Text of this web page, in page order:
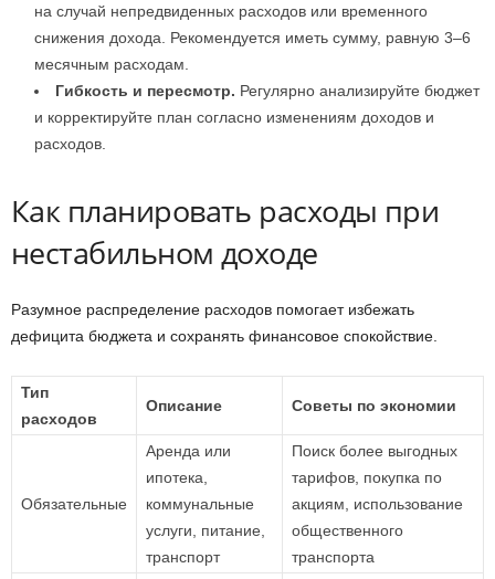
на случай непредвиденных расходов или временного
снижения дохода. Рекомендуется иметь сумму, равную 3–6
месячным расходам.
Гибкость и пересмотр. Регулярно анализируйте бюджет
и корректируйте план согласно изменениям доходов и
расходов.
Как планировать расходы при
нестабильном доходе
Разумное распределение расходов помогает избежать
дефицита бюджета и сохранять финансовое спокойствие.
Тип
расходов
Описание Советы по экономии
Обязательные
Аренда или
ипотека,
коммунальные
услуги, питание,
транспорт
Поиск более выгодных
тарифов, покупка по
акциям, использование
общественного
транспорта